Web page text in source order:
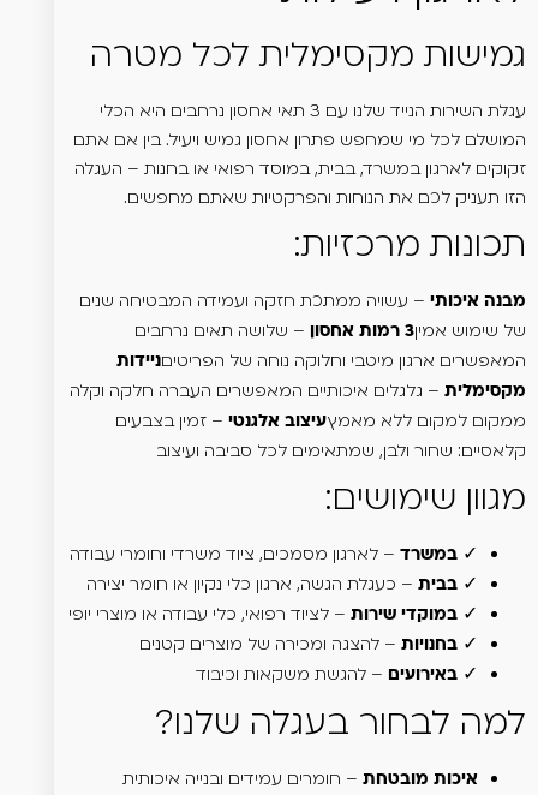
גמישות מקסימלית לכל מטרה
עגלת השירות הנייד שלנו עם 3 תאי אחסון נרחבים היא הכלי
המושלם לכל מי שמחפש פתרון אחסון גמיש ויעיל. בין אם אתם
זקוקים לארגון במשרד, בבית, במוסד רפואי או בחנות – העגלה
הזו תעניק לכם את הנוחות והפרקטיות שאתם מחפשים.
תכונות מרכזיות:
מבנה איכותי – עשויה ממתכת חזקה ועמידה המבטיחה שנים
של שימוש אמין3 רמות אחסון
– שלושה תאים נרחבים
המאפשרים ארגון מיטבי וחלוקה נוחה של הפריטיםניידות
מקסימלית – גלגלים איכותיים המאפשרים העברה חלקה וקלה
ממקום למקום ללא מאמץעיצוב אלגנטי – זמין בצבעים
קלאסיים: שחור ולבן, שמתאימים לכל סביבה ועיצוב
מגוון שימושים:
✓ במשרד – לארגון מסמכים, ציוד משרדי וחומרי עבודה
✓ בבית – כעגלת הגשה, ארגון כלי נקיון או חומר יצירה
✓ במוקדי שירות – לציוד רפואי, כלי עבודה או מוצרי יופי
✓ בחנויות – להצגה ומכירה של מוצרים קטנים
✓ באירועים – להגשת משקאות וכיבוד
למה לבחור בעגלה שלנו?
איכות מובטחת – חומרים עמידים ובנייה איכותית